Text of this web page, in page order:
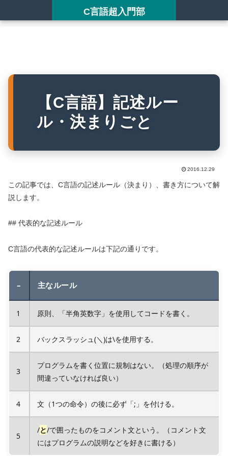
C言語超入門部
【C言語】記述ルー
ル・決まりごと
2016.12.29
この記事では、C言語の記述ルール（決まり）、書き方について解
説します。
## 代表的な記述ルール
C言語の代表的な記述ルールは下記の通りです。
– 主なルール
1 原則、「半角英数字」を使用してコードを書く。
2 バックスラッシュ(＼)は\を使用する。
3
プログラムを書く位置に規制はない。（処理の順序が
間違っていなければ良い）
4 文（1つの命令）の後に必ず「;」を付ける。
5
/と/で囲ったものをコメント文という。（コメント文
にはプログラムの説明などを好きに書ける）